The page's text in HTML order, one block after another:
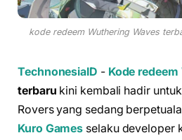
kode redeem Wuthering Waves
TechnonesiaID - Kode redeem
terbaru kini kembali hadir
Rovers yang sedang
Kuro Games selaku developer